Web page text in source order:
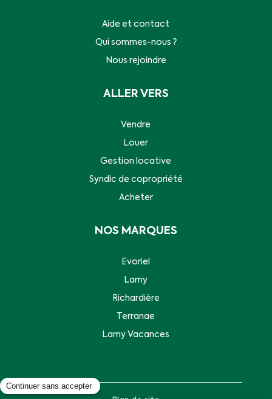
Aide et contact
Qui sommes-nous ?
Nous rejoindre
ALLER VERS
Vendre
Louer
Gestion locative
Syndic de copropriété
Acheter
NOS MARQUES
Evoriel
Lamy
Richardière
Terranae
Lamy Vacances